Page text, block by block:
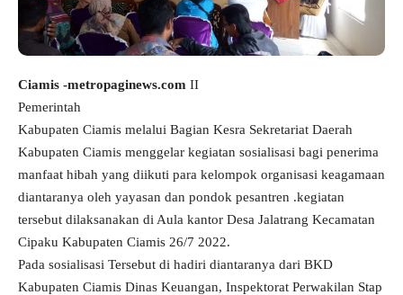
Ciamis -metropaginews.com II
Pemerintah
Kabupaten Ciamis melalui Bagian Kesra Sekretariat Daerah
Kabupaten Ciamis menggelar kegiatan sosialisasi bagi penerima
manfaat hibah yang diikuti para kelompok organisasi keagamaan
diantaranya oleh yayasan dan pondok pesantren .kegiatan
tersebut dilaksanakan di Aula kantor Desa Jalatrang Kecamatan
Cipaku Kabupaten Ciamis 26/7 2022.
Pada sosialisasi Tersebut di hadiri diantaranya dari BKD
Kabupaten Ciamis Dinas Keuangan, Inspektorat Perwakilan Stap